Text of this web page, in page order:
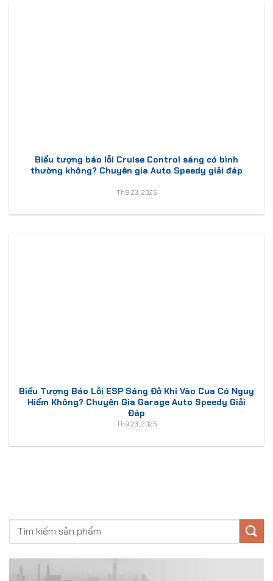
Biểu tượng báo lỗi Cruise Control sáng có bình
thường không? Chuyên gia Auto Speedy giải đáp
Th9 23, 2025
Biểu Tượng Báo Lỗi ESP Sáng Đỏ Khi Vào Cua Có Nguy
Hiểm Không? Chuyên Gia Garage Auto Speedy Giải
Đáp
Th9 23, 2025